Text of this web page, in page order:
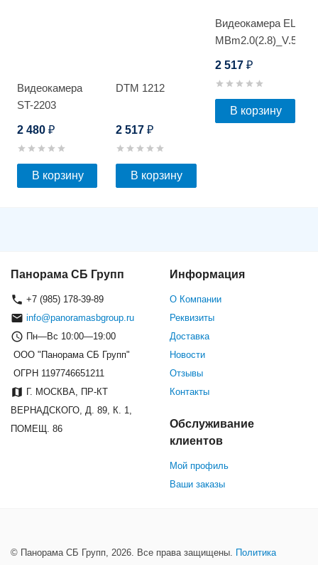
Видеокамера
ST-2203
2 480 ₽
В корзину
DTM 1212
2 517₽
В корзину
Видеокамера EL
MBm2.0(2.8)_V.5
2 517 ₽
В корзину
Панорама СБ Групп
+7 (985) 178-39-89
info@panoramasbgroup.ru
Пн—Вс 10:00—19:00
ООО "Панорама СБ Групп"
ОГРН 1197746651211
Г. МОСКВА, ПР-КТ
ВЕРНАДСКОГО, Д. 89, К. 1,
ПОМЕЩ. 86
Информация
О Компании
Реквизиты
Доставка
Новости
Отзывы
Контакты
Обслуживание
клиентов
Мой профиль
Ваши заказы
© Панорама СБ Групп, 2026. Все права защищены. Политика